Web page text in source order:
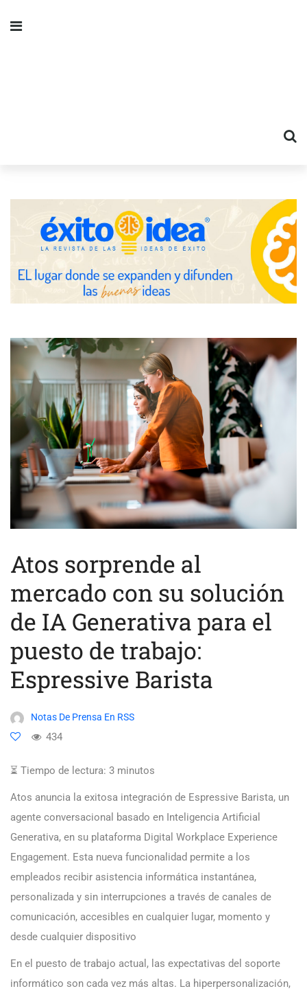
Atos sorprende al
mercado con su solución
de IA Generativa para el
puesto de trabajo:
Espressive Barista
Notas De Prensa En RSS
434
⏳ Tiempo de lectura: 3 minutos
Atos anuncia la exitosa integración de Espressive Barista, un
agente conversacional basado en Inteligencia Artificial
Generativa, en su plataforma Digital Workplace Experience
Engagement. Esta nueva funcionalidad permite a los
empleados recibir asistencia informática instantánea,
personalizada y sin interrupciones a través de canales de
comunicación, accesibles en cualquier lugar, momento y
desde cualquier dispositivo
En el puesto de trabajo actual, las expectativas del soporte
informático son cada vez más altas. La hiperpersonalización,